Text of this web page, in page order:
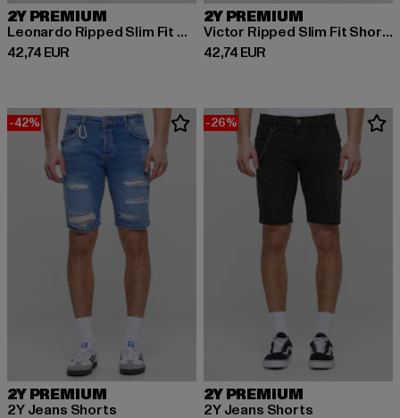
2Y PREMIUM
Leonardo Ripped Slim Fit Shorts
42,74 EUR
Derzeitiger Preis: 42,74 EUR
2Y PREMIUM
Victor Ripped Slim Fit Shorts
42,74 EUR
Derzeitiger Preis: 42,74 EUR
-42%
2Y PREMIUM
2Y Jeans Shorts
-26%
2Y PREMIUM
2Y Jeans Shorts